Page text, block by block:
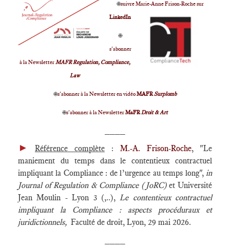
🌐suivre Marie-Anne Frison-Roche sur
LinkedIn
🌐
s'abonner
à la NewsletterMAFR Regulation, Compliance,
Law
🌐s'abonner à la Newsletter en vidéoMAFRSurplomb
🌐s'abonner à la NewsletterMaFRDroit & Art
► Référence complète : M.-A. Frison-Roche, "Le
maniement du temps dans le contentieux contractuel
impliquant la Compliance : de l’urgence au temps long", in
Journal of Regulation & Compliance (JoRC)et Université
Jean Moulin - Lyon 3 (,..),Le contentieux contractuel
impliquant la Compliance : aspects procéduraux et
juridictionnels, Faculté de droit, Lyon, 29 mai 2026.